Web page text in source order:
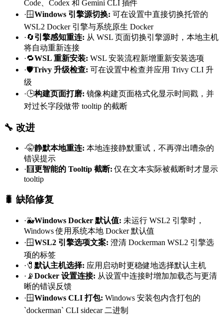
Code、Codex 和 Gemini CLI 插件
·🪟Windows 引擎源切换: 可在设置中直接切换托管的
WSL2 Docker 引擎与系统原生 Docker
·🔄引擎感知重连: 从 WSL 页面切换引擎源时，本地主机
将自动重新连接
·🔁WSL 重新安装: WSL 安装流程新增重新安装选项
·🛡️Trivy 升级检查: 可在设置中检查并应用 Trivy CLI 升
级
·🕒构建页面打磨: 镜像构建页面格式化显示时间戳，并
对过长字段做带 tooltip 的截断
🔧 改进
·🤫静默本地重连: 本地连接静默重试，不再弹出嘈杂的
错误提示
·🧮更智能的 Tooltip 截断:仅在文本实际被截断时才显示
tooltip
🐛 缺陷修复
·🐳Windows Docker 默认值: 未运行 WSL2 引擎时，
Windows 使用系统本地 Docker 默认值
·🪟WSL2 引擎选项文案: 澄清 Dockerman WSL2 引擎选
项的标签
·🧷 默认主机选择: 应用启动时更稳健地选择默认主机
· 📡Docker 设置连接: 从设置中连接时增加加载态与更清
晰的错误反馈
·🪟Windows CLI 打包: Windows 安装包内含打包的
`dockerman` CLI sidecar 二进制